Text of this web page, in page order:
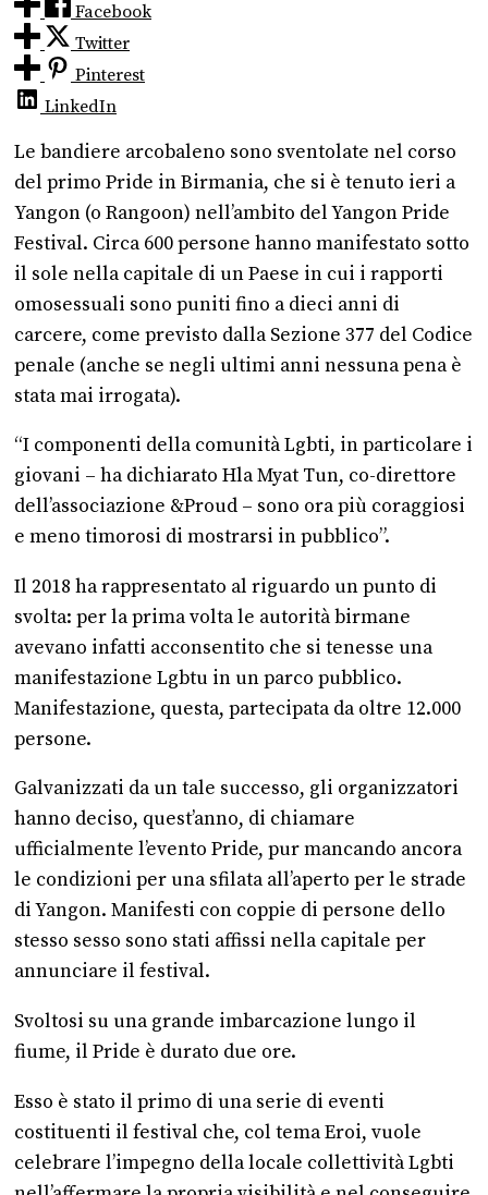
Facebook
Twitter
Pinterest
LinkedIn
Le bandiere arcobaleno sono sventolate nel corso
del primo Pride in Birmania, che si è tenuto ieri a
Yangon (o Rangoon) nell’ambito del Yangon Pride
Festival. Circa 600 persone hanno manifestato sotto
il sole nella capitale di un Paese in cui i rapporti
omosessuali sono puniti fino a dieci anni di
carcere, come previsto dalla Sezione 377 del Codice
penale (anche se negli ultimi anni nessuna pena è
stata mai irrogata).
“I componenti della comunità Lgbti, in particolare i
giovani – ha dichiarato Hla Myat Tun, co-direttore
dell’associazione &Proud – sono ora più coraggiosi
e meno timorosi di mostrarsi in pubblico”.
Il 2018 ha rappresentato al riguardo un punto di
svolta: per la prima volta le autorità birmane
avevano infatti acconsentito che si tenesse una
manifestazione Lgbtu in un parco pubblico.
Manifestazione, questa, partecipata da oltre 12.000
persone.
Galvanizzati da un tale successo, gli organizzatori
hanno deciso, quest’anno, di chiamare
ufficialmente l’evento Pride, pur mancando ancora
le condizioni per una sfilata all’aperto per le strade
di Yangon. Manifesti con coppie di persone dello
stesso sesso sono stati affissi nella capitale per
annunciare il festival.
Svoltosi su una grande imbarcazione lungo il
fiume, il Pride è durato due ore.
Esso è stato il primo di una serie di eventi
costituenti il festival che, col tema Eroi, vuole
celebrare l’impegno della locale collettività Lgbti